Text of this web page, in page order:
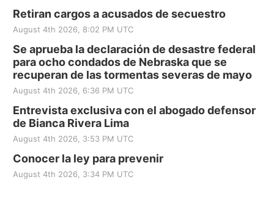
Retiran cargos a acusados de secuestro
August 4th 2026, 8:02 PM UTC
Se aprueba la declaración de desastre federal
para ocho condados de Nebraska que se
recuperan de las tormentas severas de mayo
August 4th 2026, 6:36 PM UTC
Entrevista exclusiva con el abogado defensor
de Bianca Rivera Lima
August 4th 2026, 3:53 PM UTC
Conocer la ley para prevenir
August 4th 2026, 3:34 PM UTC